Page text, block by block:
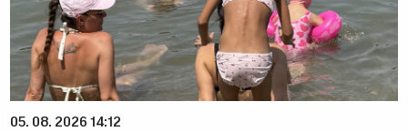
05. 08. 2026 14:12